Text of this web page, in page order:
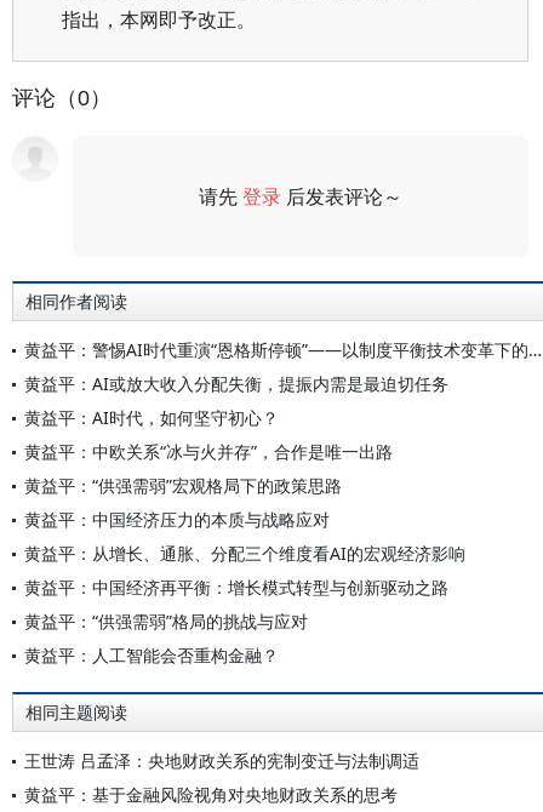
指出，本网即予改正。
评论（0）
请先登录 后发表评论～
相同作者阅读
黄益平：警惕AI时代重演“恩格斯停顿”——以制度平衡技术变革下的收入分配
黄益平：AI或放大收入分配失衡，提振内需是最迫切任务
黄益平：AI时代，如何坚守初心？
黄益平：中欧关系“冰与火并存”，合作是唯一出路
黄益平：“供强需弱”宏观格局下的政策思路
黄益平：中国经济压力的本质与战略应对
黄益平：从增长、通胀、分配三个维度看AI的宏观经济影响
黄益平：中国经济再平衡：增长模式转型与创新驱动之路
黄益平：“供强需弱”格局的挑战与应对
黄益平：人工智能会否重构金融？
相同主题阅读
王世涛 吕孟泽：央地财政关系的宪制变迁与法制调适
黄益平：基于金融风险视角对央地财政关系的思考